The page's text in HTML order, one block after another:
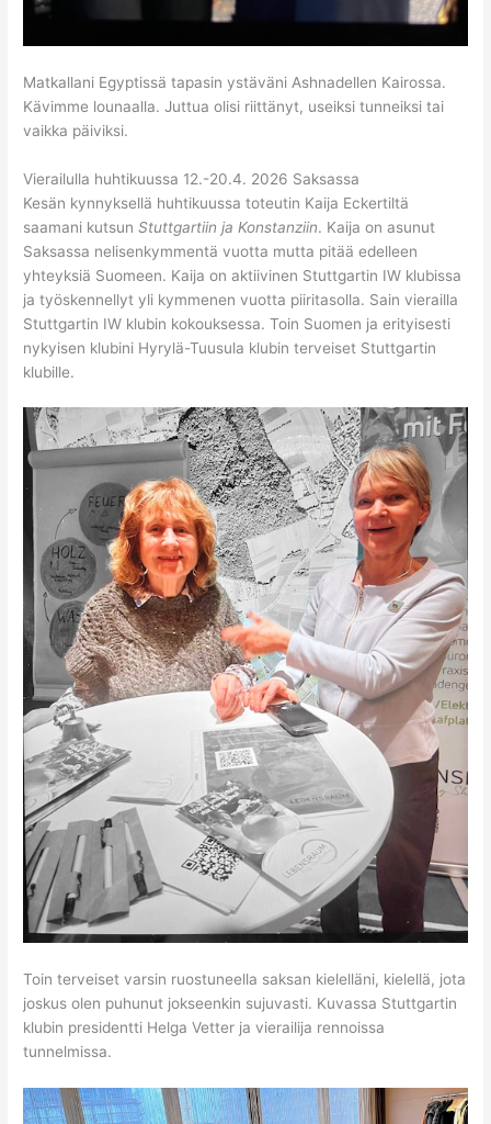
Matkallani Egyptissä tapasin ystäväni Ashnadellen Kairossa.
Kävimme lounaalla. Juttua olisi riittänyt, useiksi tunneiksi tai
vaikka päiviksi.
Vierailulla huhtikuussa 12.-20.4. 2026 Saksassa
Kesän kynnyksellä huhtikuussa toteutin Kaija Eckertiltä
saamani kutsunStuttgartiin ja Konstanziin. Kaija on asunut
Saksassa nelisenkymmentä vuotta mutta pitää edelleen
yhteyksiä Suomeen. Kaija on aktiivinen Stuttgartin IW klubissa
ja työskennellyt yli kymmenen vuotta piiritasolla. Sain vierailla
Stuttgartin IW klubin kokouksessa. Toin Suomen ja erityisesti
nykyisen klubini Hyrylä-Tuusula klubin terveiset Stuttgartin
klubille.
Toin terveiset varsin ruostuneella saksan kielelläni, kielellä, jota
joskus olen puhunut jokseenkin sujuvasti. Kuvassa Stuttgartin
klubin presidentti Helga Vetter ja vierailija rennoissa
tunnelmissa.